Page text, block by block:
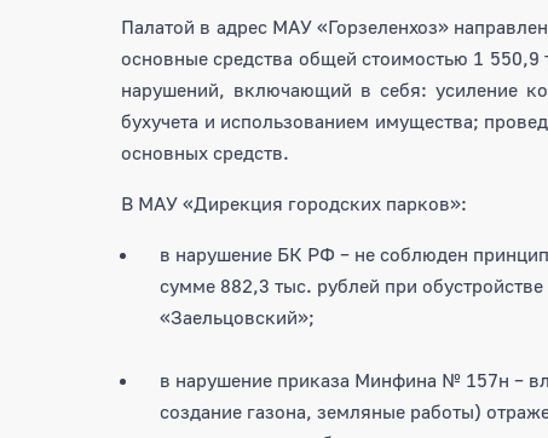
Палатой в адрес МАУ «Горзеленхоз»
основные средства общей стоимостью 1
нарушений, включающий в себя: усиление
бухучета и использованием имущества;
основных средств.
В МАУ «Дирекция городских парков»:
в нарушение БК РФ – не соблюден
сумме 882,3 тыс. рублей при
«Заельцовский»;
в нарушение приказа Минфина № 157н –
создание газона, земляные работы)